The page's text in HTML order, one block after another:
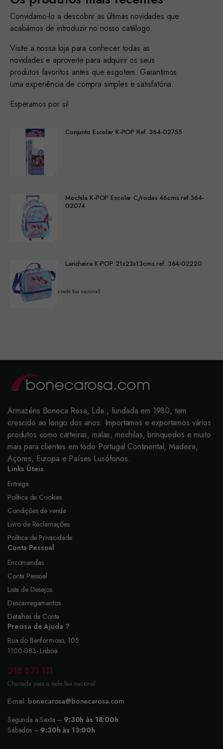
Convidamo-lo a descobrir as últimas novidades que
acabámos de introduzir no nosso catálogo.
Visite a nossa loja para conhecer todas as
novidades e aproveite para adquirir os seus
produtos favoritos antes que esgotem. Garantimos
uma experiência de compra simples e satisfatória.
Esperamos por si!
Conjunto Escolar K-POP Ref. 364-02755
Mochila K-POP Escolar C/rodas 46cms ref.364-
02074
Lancheira K-POP 21x23x13cms ref. 364-02220
(Chamada para a rede fixa nacional)
Armazéns Boneca Rosa, Lda., fundada em 1980, tem
crescido ao longo dos anos. Importamos e exportamos vários
produtos como carteiras, malas, mochilas, brinquedos e muito
mais para clientes em todo Portugal Continental, Madeira,
Açores, Europa e Países Lusófonos.
Links Úteis
Entrega
Política de Cookies
Condições de venda
Livro de Reclamações
Política de Privacidade
Conta Pessoal
Encomendas
Conta Pessoal
Lista de Desejos
Descarregamentos
Detalhes da Conta
Precisa de Ajuda ?
Rua do Benformoso, 105
1100-083- Lisboa
218 871 111
Chamada para a rede fixa nacional
E-mail: bonecarosa@bonecarosa.com
Segunda a Sexta – 9:30h às 18:00h
Sábados – 9:30h às 13:00h